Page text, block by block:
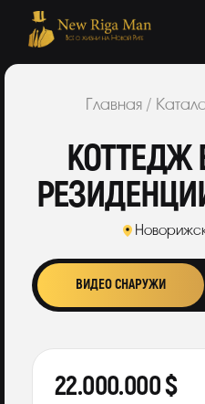
Главная/
КОТТЕДЖ
ВИДЕО СНАРУЖИ
22.000.000 $